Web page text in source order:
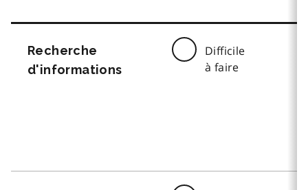
Recherche
d'informations
Difficile
à faire